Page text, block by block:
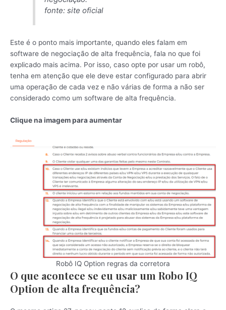
fonte: site oficial
Este é o ponto mais importante, quando eles falam em
software de negociação de alta frequência, fala no que foi
explicado mais acima. Por isso, caso opte por usar um robô,
tenha em atenção que ele deve estar configurado para abrir
uma operação de cada vez e não várias de forma a não ser
considerado como um software de alta frequência.
Clique na imagem para aumentar
Robô IQ Option regras da corretora
O que acontece se eu usar um Robo IQ
Option de alta frequência?